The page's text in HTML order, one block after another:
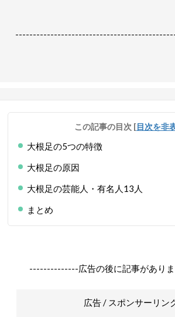
この記事の目次 [目次を非
大根足の5つの特徴
大根足の原因
大根足の芸能人・有名人13人
まとめ
--------------広告の後に記事があり
広告 / スポンサーリン